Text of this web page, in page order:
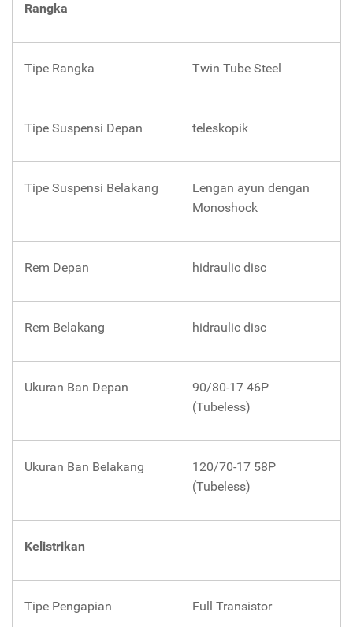
Rangka
Tipe Rangka Twin Tube Steel
Tipe Suspensi Depan teleskopik
Tipe Suspensi Belakang
Lengan ayun dengan
Monoshock
Rem Depan hidraulic disc
Rem Belakang hidraulic disc
Ukuran Ban Depan
90/80-17 46P
(Tubeless)
Ukuran Ban Belakang
120/70-17 58P
(Tubeless)
Kelistrikan
Tipe Pengapian Full Transistor